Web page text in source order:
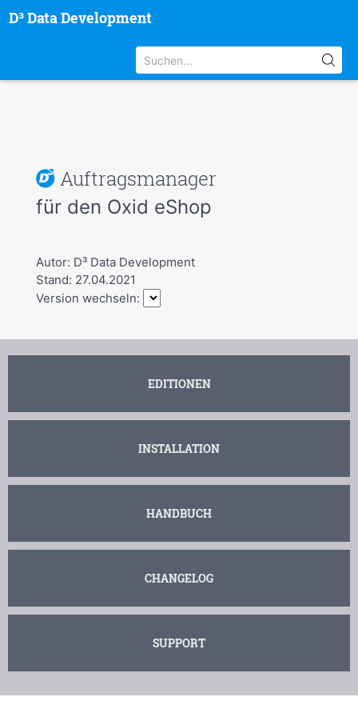
D³ Data Development
Auftragsmanager
für den Oxid eShop
Autor: D³ Data Development
Stand: 27.04.2021
Version wechseln:
EDITIONEN
INSTALLATION
HANDBUCH
CHANGELOG
SUPPORT